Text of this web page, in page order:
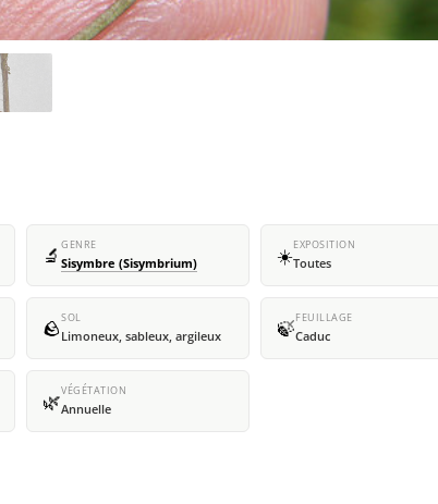
🔬 GENRE
Sisymbre (Sisymbrium) ☀️EXPOSITION
Toutes
🪨SOL
Limoneux, sableux, argileux 🍃FEUILLAGE
Caduc
🌿VÉGÉTATION
Annuelle